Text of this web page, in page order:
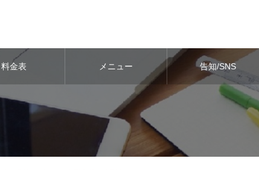
料金表 メニュー 告知/SNS